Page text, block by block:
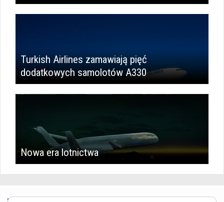
Turkish Airlines zamawiają pięć
dodatkowych samolotów A330
Nowa era lotnictwa